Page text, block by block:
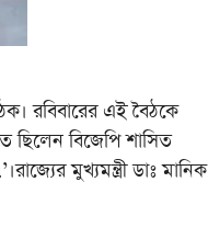
রবিবারের এই বৈঠকে
ছিলেন বিজেপি শাসিত
মুখ্যমন্ত্রী ডাঃ মানিক